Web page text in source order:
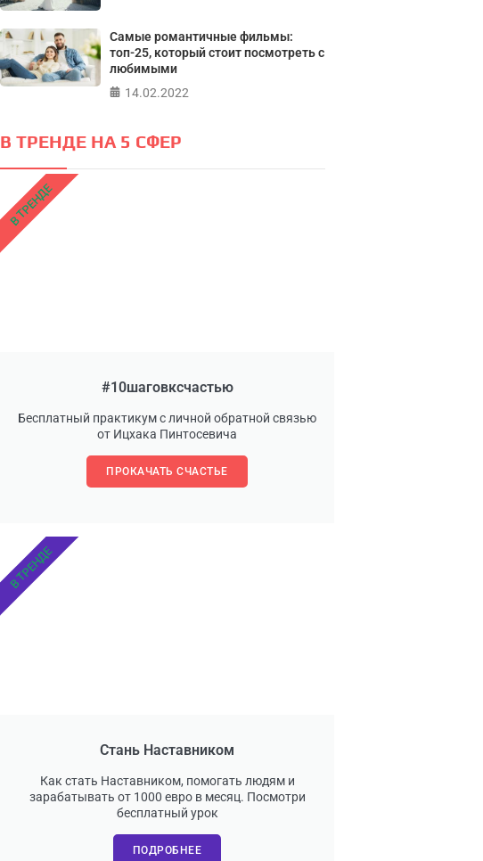
Самые романтичные фильмы:
топ-25, который стоит посмотреть с
любимыми
14.02.2022
В ТРЕНДЕ НА 5 СФЕР
#10шаговксчастью
Бесплатный практикум с личной обратной связью
от Ицхака Пинтосевича
ПРОКАЧАТЬ СЧАСТЬЕ
В ТРЕНДЕ
Стань Наставником
Как стать Наставником, помогать людям и
зарабатывать от 1000 евро в месяц. Посмотри
бесплатный урок
ПОДРОБНЕЕ
В ТРЕНДЕ